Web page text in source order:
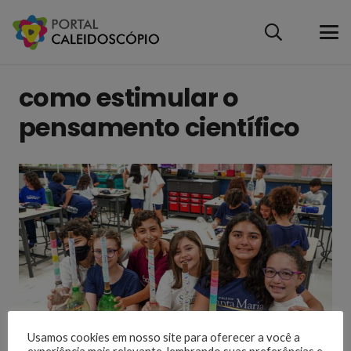
como estimular o
pensamento científico
Usamos cookies em nosso site para oferecer a você a